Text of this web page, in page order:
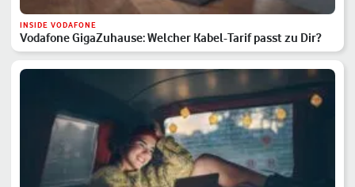
INSIDE VODAFONE
Vodafone GigaZuhause: Welcher Kabel-Tarif passt zu Dir?